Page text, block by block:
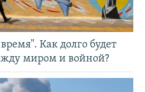
Как долго будет
миром и войной?